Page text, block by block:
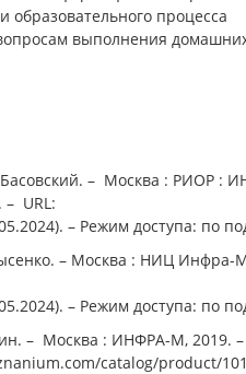
образовательного процесса
выполнения
– Москва : РИОР :
– URL:
– Режим доступа: по
– Москва : НИЦ Инфра-
– Режим доступа: по
– Москва : ИНФРА-М, 2019.
catalog/product/